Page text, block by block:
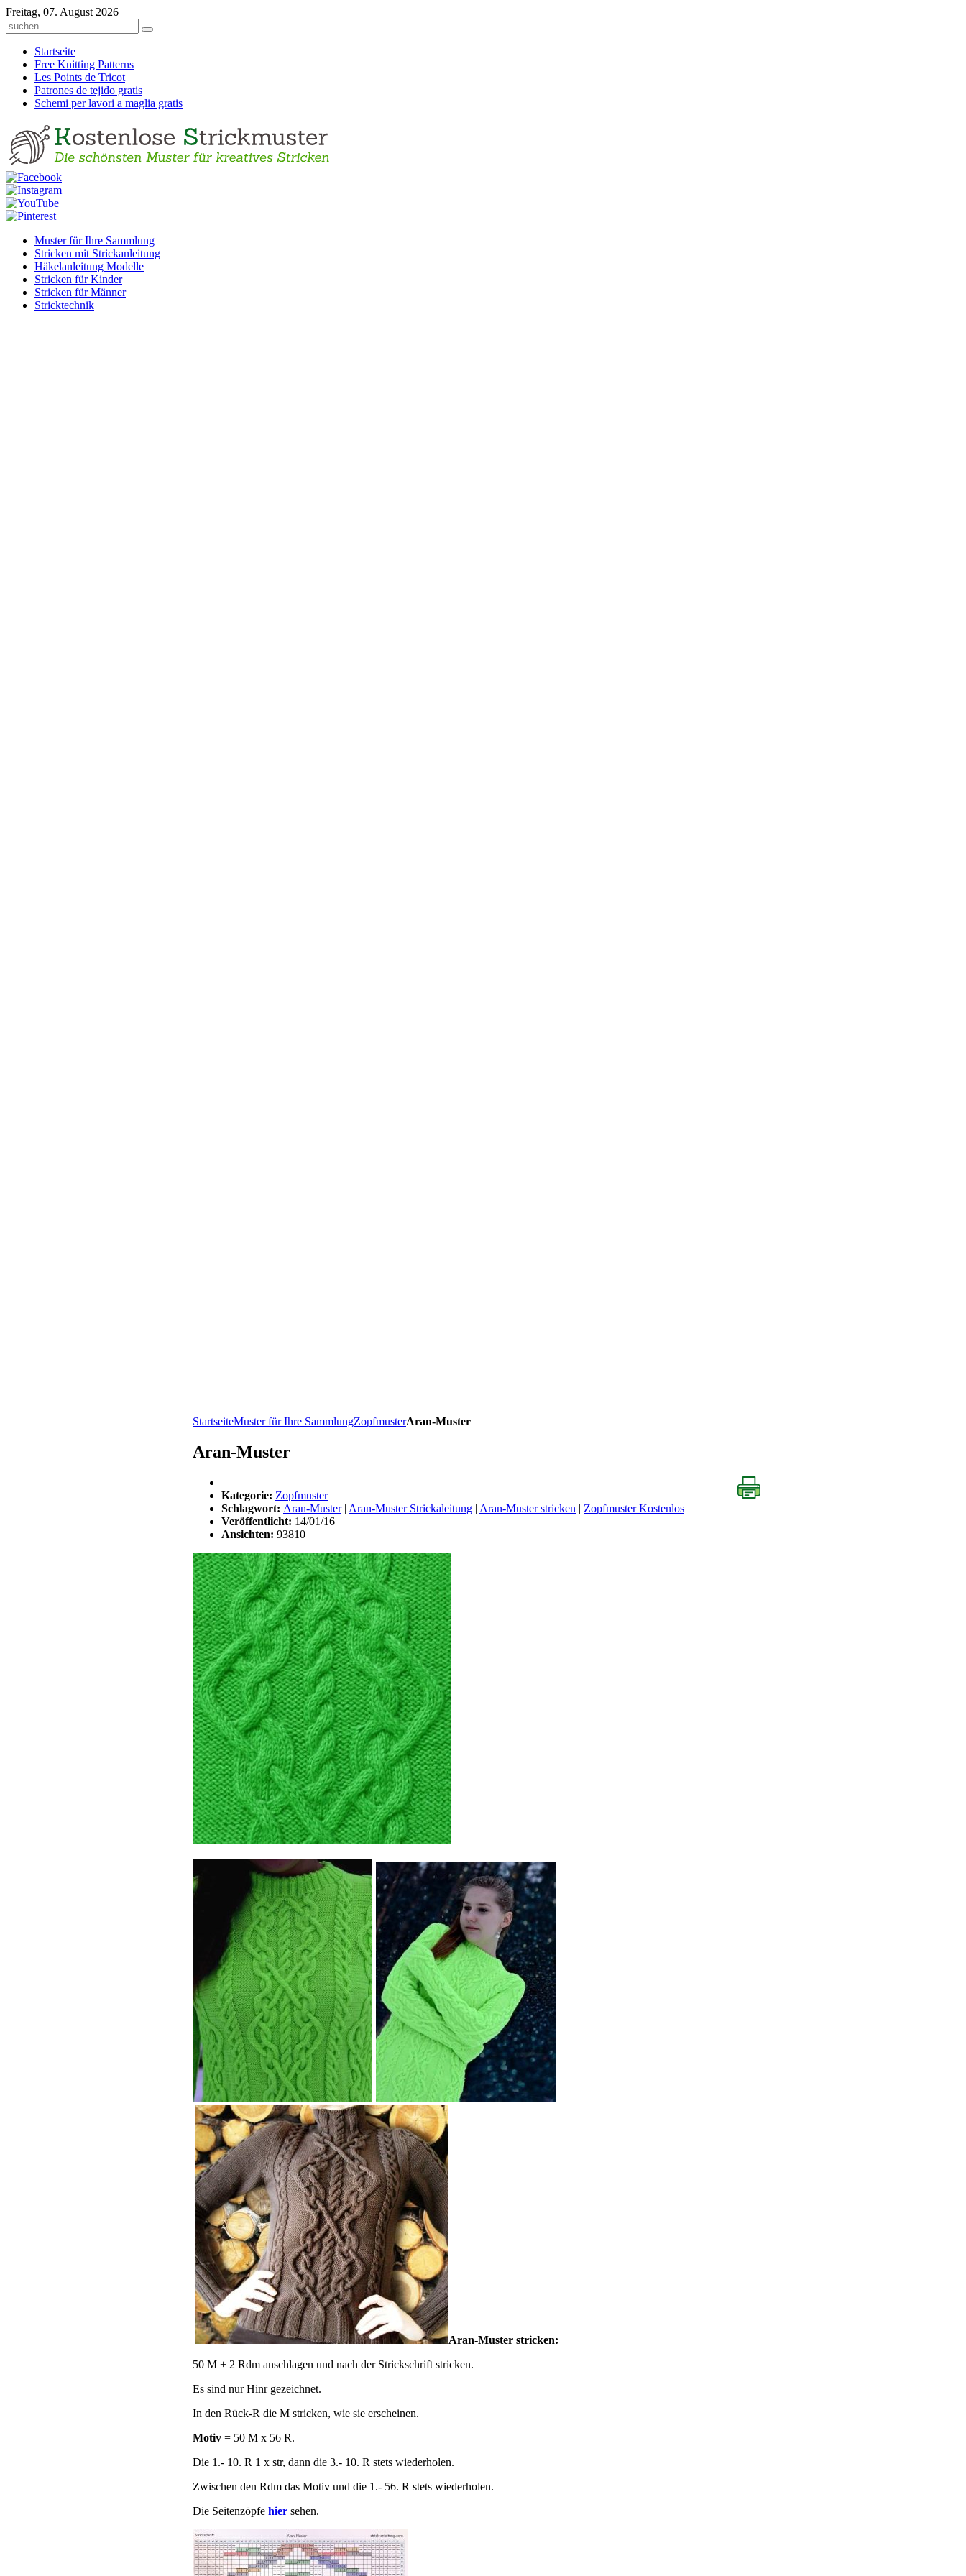
Freitag, 07. August 2026
Startseite
Free Knitting Patterns
Les Points de Tricot
Patrones de tejido gratis
Schemi per lavori a maglia gratis
Muster für Ihre Sammlung
Stricken mit Strickanleitung
Häkelanleitung Modelle
Stricken für Kinder
Stricken für Männer
Stricktechnik
StartseiteMuster für Ihre SammlungZopfmusterAran-Muster
Aran-Muster
Kategorie: Zopfmuster
Schlagwort: Aran-Muster| Aran-Muster Strickaleitung | Aran-Muster stricken | Zopfmuster Kostenlos
Veröffentlicht: 14/01/16
Ansichten: 93810
Aran-Muster stricken:
50 M + 2 Rdm anschlagen und nach der Strickschrift stricken.
Es sind nur Hinr gezeichnet.
In den Rück-R die M stricken, wie sie erscheinen.
Motiv = 50 M x 56 R.
Die 1.- 10. R 1 x str, dann die 3.- 10. R stets wiederholen.
Zwischen den Rdm das Motiv und die 1.- 56. R stets wiederholen.
Die Seitenzöpfe hier sehen.